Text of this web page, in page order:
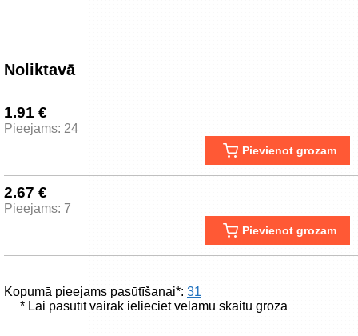
Noliktavā
1.91 €
Pieejams: 24
Pievienot grozam
2.67 €
Pieejams: 7
Pievienot grozam
Kopumā pieejams pasūtīšanai*: 31
* Lai pasūtīt vairāk ielieciet vēlamu skaitu grozā